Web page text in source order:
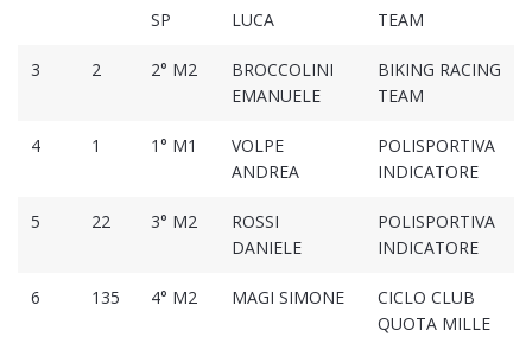
SP
LUCA
TEAM
3 2 2° M2
BROCCOLINI
EMANUELE
BIKING RACING
TEAM
4 1 1° M1
VOLPE
ANDREA
POLISPORTIVA
INDICATORE
5 22 3° M2
ROSSI
DANIELE
POLISPORTIVA
INDICATORE
6 135 4° M2 MAGI SIMONE
CICLO CLUB
QUOTA MILLE